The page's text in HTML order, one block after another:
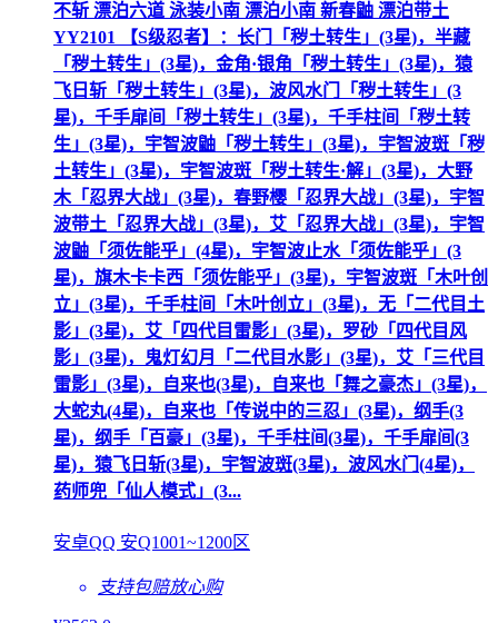
不斩 漂泊六道 泳装小南 漂泊小南 新春鼬 漂泊带土
YY2101 【S级忍者】：长门「秽土转生」(3星)，半藏
「秽土转生」(3星)，金角·银角「秽土转生」(3星)，猿
飞日斩「秽土转生」(3星)，波风水门「秽土转生」(3
星)，千手扉间「秽土转生」(3星)，千手柱间「秽土转
生」(3星)，宇智波鼬「秽土转生」(3星)，宇智波斑「秽
土转生」(3星)，宇智波斑「秽土转生·解」(3星)，大野
木「忍界大战」(3星)，春野樱「忍界大战」(3星)，宇智
波带土「忍界大战」(3星)，艾「忍界大战」(3星)，宇智
波鼬「须佐能乎」(4星)，宇智波止水「须佐能乎」(3
星)，旗木卡卡西「须佐能乎」(3星)，宇智波斑「木叶创
立」(3星)，千手柱间「木叶创立」(3星)，无「二代目土
影」(3星)，艾「四代目雷影」(3星)，罗砂「四代目风
影」(3星)，鬼灯幻月「二代目水影」(3星)，艾「三代目
雷影」(3星)，自来也(3星)，自来也「舞之豪杰」(3星)，
大蛇丸(4星)，自来也「传说中的三忍」(3星)，纲手(3
星)，纲手「百豪」(3星)，千手柱间(3星)，千手扉间(3
星)，猿飞日斩(3星)，宇智波斑(3星)，波风水门(4星)，
药师兜「仙人模式」(3...
安卓QQ 安Q1001~1200区
支持包赔放心购